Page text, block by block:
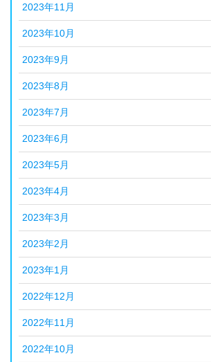
2023年11月
2023年10月
2023年9月
2023年8月
2023年7月
2023年6月
2023年5月
2023年4月
2023年3月
2023年2月
2023年1月
2022年12月
2022年11月
2022年10月